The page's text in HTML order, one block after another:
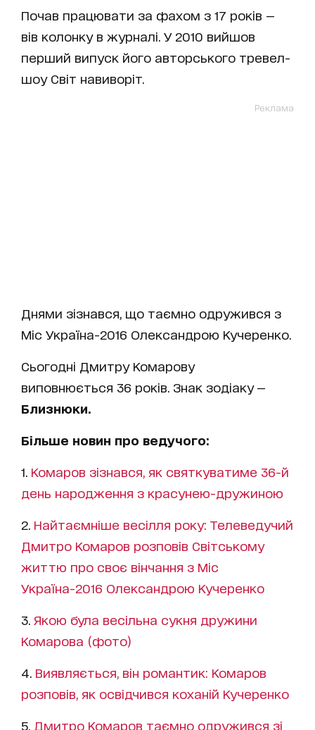
Почав працювати за фахом з 17 років —
вів колонку в журналі. У 2010 вийшов
перший випуск його авторського тревел-
шоу Світ навиворіт.
Реклама
Днями зізнався, що таємно одружився з
Міс Україна-2016 Олександрою Кучеренко.
Сьогодні Дмитру Комарову
виповнюється 36 років. Знак зодіаку —
Близнюки.
Більше новин про ведучого:
1. Комаров зізнався, як святкуватиме 36-й
день народження з красунею-дружиною
2. Найтаємніше весілля року: Телеведучий
Дмитро Комаров розповів Світському
життю про своє вінчання з Міс
Україна-2016 Олександрою Кучеренко
3. Якою була весільна сукня дружини
Комарова (фото)
4. Виявляється, він романтик: Комаров
розповів, як освідчився коханій Кучеренко
5. Дмитро Комаров таємно одружився зі